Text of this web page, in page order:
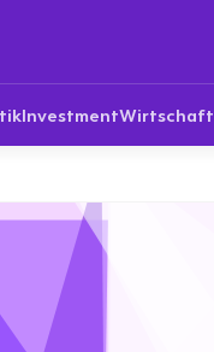
InvestmentWirtschaft